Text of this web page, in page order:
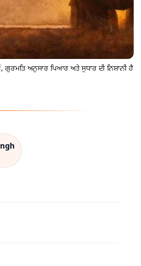
ਗੁਰਮਤਿ ਅਨੁਸਾਰ ਪਿਆਰ ਅਤੇ ਸੁਧਾਰ ਦੀ ਨਿਸ਼ਾਨੀ ਹੈ